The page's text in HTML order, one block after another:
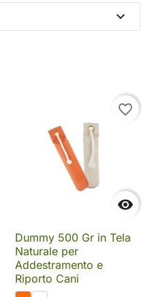
expand_more

favorite_border
Dummy 500 Gr in Tela
Naturale per
Addestramento e
Riporto Cani